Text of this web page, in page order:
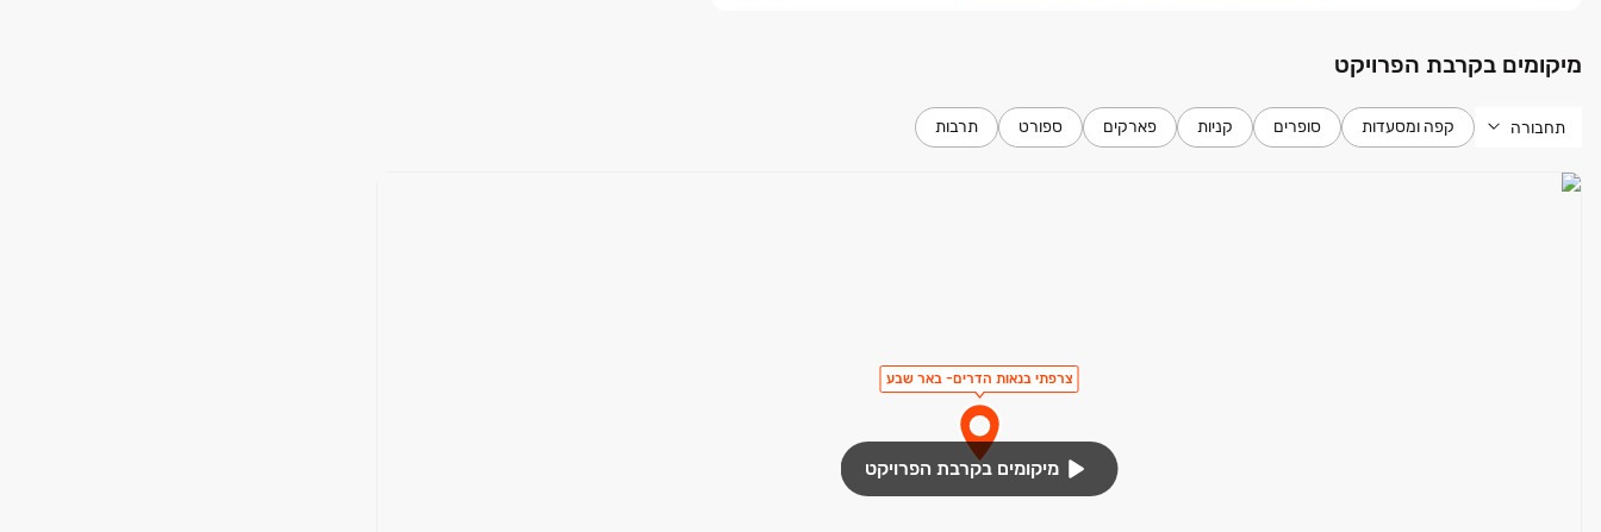
מיקומים בקרבת הפרויקט
תחבורה קפה ומסעדות סופרים קניות פארקים ספורט תרבות
צרפתי בנאות הדרים- באר שבע
מיקומים בקרבת הפרויקט